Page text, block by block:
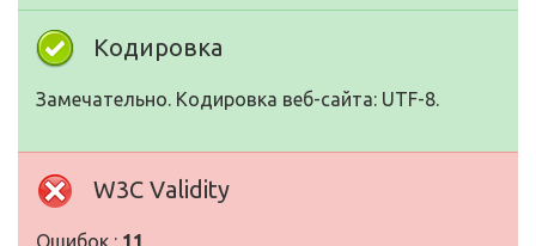
Кодировка
Замечательно. Кодировка веб-сайта: UTF-8.
W3C Validity
Ошибок : 11